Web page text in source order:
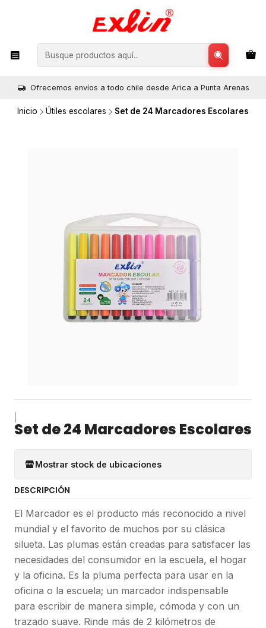
Ofrecemos envíos a todo chile desde Arica a Punta Arenas
Inicio Útiles escolares Set de 24 Marcadores Escolares
Set de 24 Marcadores Escolares
Mostrar stock de ubicaciones
DESCRIPCIÓN
El Marcador es el producto más reconocido a nivel
mundial y el favorito de muchos por su clásica
silueta. Las plumas están creadas para satisfacer las
necesidades del consumidor en la escuela, el hogar
y la oficina. Es la pluma perfecta para usar en la
oficina o la escuela; un marcador indispensable
para escribir de manera simple, cómoda y con un
trazado suave. Rinde más de 2 kilómetros de